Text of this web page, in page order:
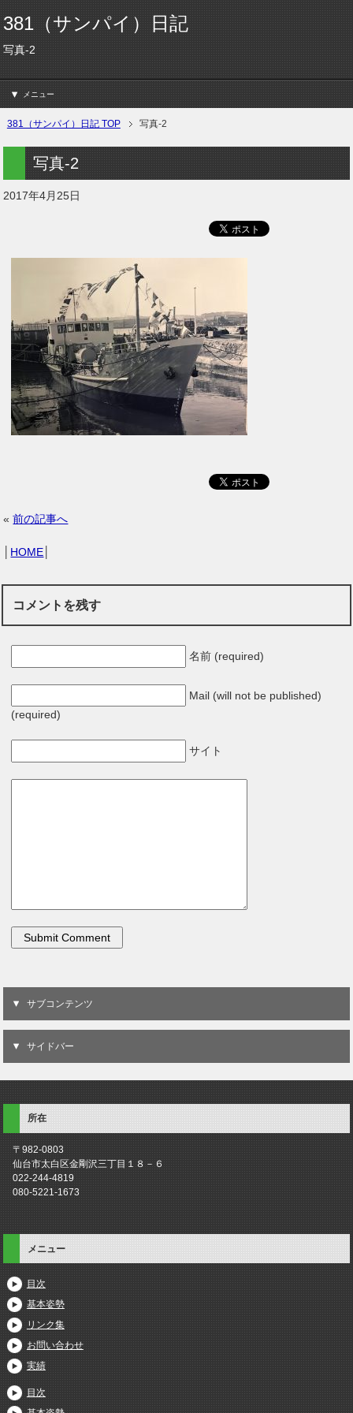
381（サンパイ）日記
写真-2
メニュー
381（サンパイ）日記 TOP 写真-2
写真-2
2017年4月25日
«前の記事へ
HOME
コメントを残す
名前 (required)
Mail (will not be published)
(required)
サイト
サブコンテンツ
サイドバー
所在
〒982-0803
仙台市太白区金剛沢三丁目１８－６
022-244-4819
080-5221-1673
メニュー
目次
基本姿勢
リンク集
お問い合わせ
実績
目次